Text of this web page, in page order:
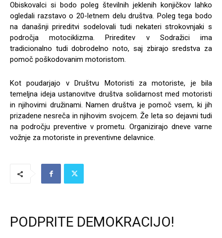
Obiskovalci si bodo poleg številnih jeklenih konjičkov lahko
ogledali razstavo o 20-letnem delu društva. Poleg tega bodo
na današnji prireditvi sodelovali tudi nekateri strokovnjaki s
področja motociklizma. Prireditev v Sodražici ima
tradicionalno tudi dobrodelno noto, saj zbirajo sredstva za
pomoč poškodovanim motoristom.
Kot poudarjajo v Društvu Motoristi za motoriste, je bila
temeljna ideja ustanovitve društva solidarnost med motoristi
in njihovimi družinami. Namen društva je pomoč vsem, ki jih
prizadene nesreča in njihovim svojcem. Že leta so dejavni tudi
na področju preventive v prometu. Organizirajo dneve varne
vožnje za motoriste in preventivne delavnice.
PODPRITE DEMOKRACIJO!